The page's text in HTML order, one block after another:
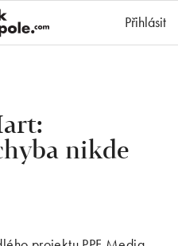
Přihlásit
nikde